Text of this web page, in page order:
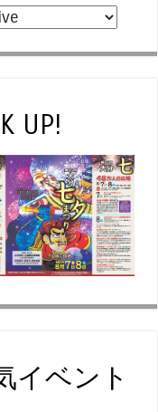
UP!
イベント